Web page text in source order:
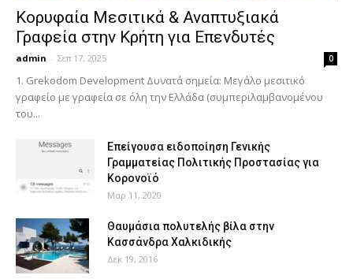
Κορυφαία Μεσιτικά & Αναπτυξιακά
Γραφεία στην Κρήτη για Επενδυτές
admin - Σεπ 17, 2025 0
1. Grekodom Development Δυνατά σημεία: Μεγάλο μεσιτικό
γραφείο με γραφεία σε όλη την Ελλάδα (συμπεριλαμβανομένου
του...
Επείγουσα ειδοποίηση Γενικής
Γραμματείας Πολιτικής Προστασίας για
Κορονοϊό
Μαρ 11, 2020
Θαυμάσια πολυτελής βίλα στην
Κασσάνδρα Χαλκιδικής
Δεκ 19, 2016